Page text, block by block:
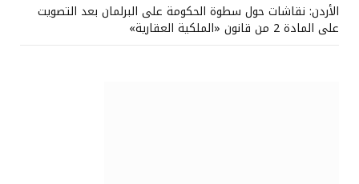
الأردن: نقاشات حول سطوة الحكومة على البرلمان بعد التصويت
على المادة 2 من قانون «الملكية العقارية»